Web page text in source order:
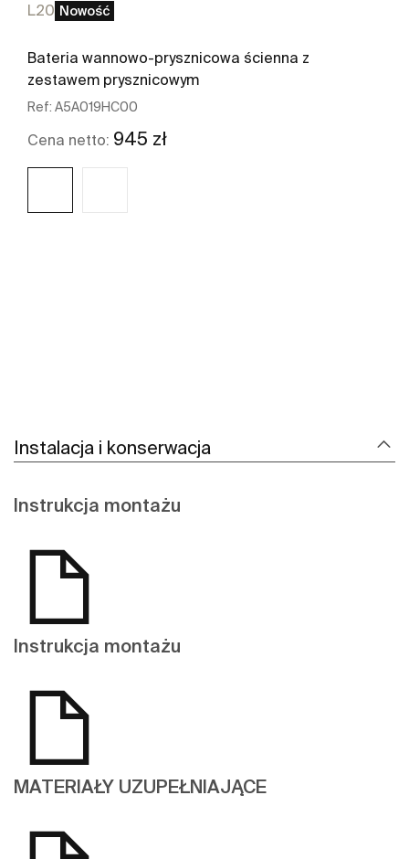
L20 Nowość
Bateria wannowo-prysznicowa ścienna z
zestawem prysznicowym
Ref: A5A019HC00
Cena netto: 945 zł
Instalacja i konserwacja
Instrukcja montażu
Instrukcja montażu
MATERIAŁY UZUPEŁNIAJĄCE